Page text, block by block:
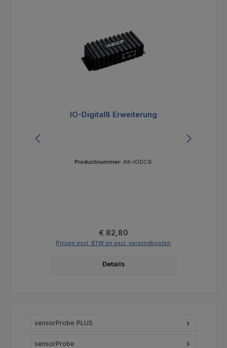
IO-Digital8 Erweiterung
Productnummer:AK-IODC8
Normale prijs:
€ 82,80
Prijzen excl. BTW en excl. verzendkosten
Details
sensorProbe PLUS
sensorProbe